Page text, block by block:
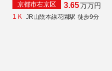
京都市右京区 3.65万万円
1Ｋ
JR山陰本線花園駅 徒歩9分